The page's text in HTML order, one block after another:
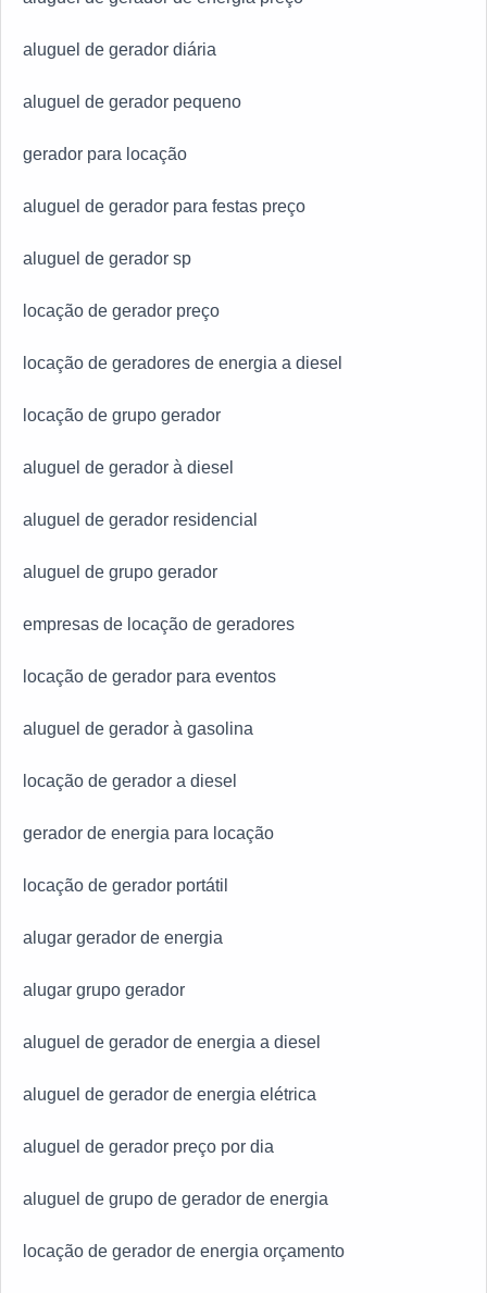
aluguel de gerador diária
aluguel de gerador pequeno
gerador para locação
aluguel de gerador para festas preço
aluguel de gerador sp
locação de gerador preço
locação de geradores de energia a diesel
locação de grupo gerador
aluguel de gerador à diesel
aluguel de gerador residencial
aluguel de grupo gerador
empresas de locação de geradores
locação de gerador para eventos
aluguel de gerador à gasolina
locação de gerador a diesel
gerador de energia para locação
locação de gerador portátil
alugar gerador de energia
alugar grupo gerador
aluguel de gerador de energia a diesel
aluguel de gerador de energia elétrica
aluguel de gerador preço por dia
aluguel de grupo de gerador de energia
locação de gerador de energia orçamento